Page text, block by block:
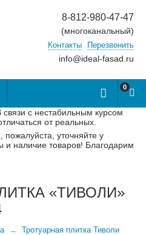
8-812-980-47-47
(многоканальный)
Контакты Перезвонить
info@ideal-fasad.ru
0
с нестабильным курсом
от реальных.
уточняйте у
и наличие товаров! Благодарим
«ТИВОЛИ»
Тротуарная плитка Тиволи